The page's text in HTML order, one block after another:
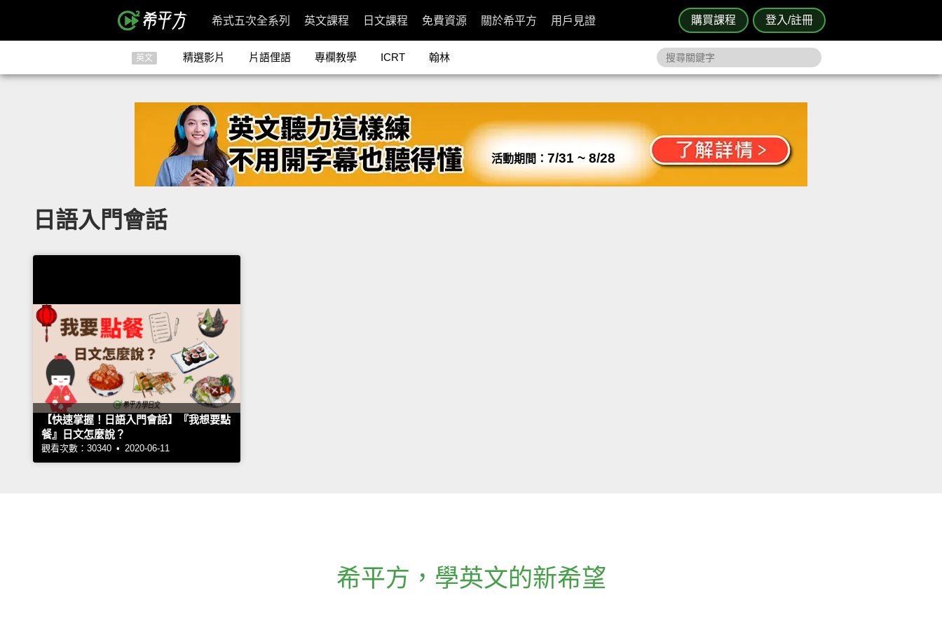
購買課程 登入/註冊
希式五次全系列 英文課程 日文課程 免費資源 關於希平方 用戶見證
英文 精選影片 片語俚語 專欄教學 ICRT 翰林
活動期間： 7/31 ~ 8/28
日語入門會話
【快速掌握！日語入門會話】『我想要點
餐』日文怎麼說？
觀看次數：30340 • 2020-06-11
希平方 ， 學英文的新希望